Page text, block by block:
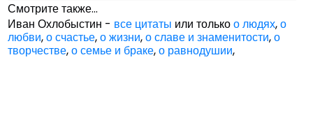
Смотрите также...
Иван Охлобыстин - все цитаты или толькоо людях,о
любви,о счастье,о жизни,о славе и знаменитости,о
творчестве,о семье и браке,о равнодушии,